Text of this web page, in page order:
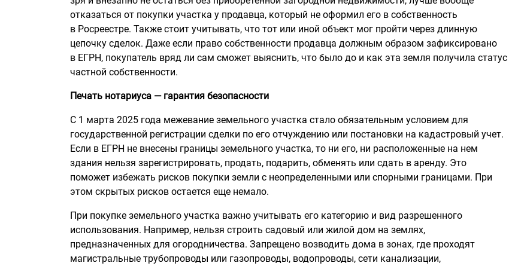
отказаться от покупки участка у продавца, который не оформил его в собственность
в Росреестре. Также стоит учитывать, что тот или иной объект мог пройти через длинную
цепочку сделок. Даже если право собственности продавца должным образом зафиксировано
в ЕГРН, покупатель вряд ли сам сможет выяснить, что было до и как эта земля получила статус
частной собственности.
Печать нотариуса — гарантия безопасности
С 1 марта 2025 года межевание земельного участка стало обязательным условием для
государственной регистрации сделки по его отчуждению или постановки на кадастровый учет.
Если в ЕГРН не внесены границы земельного участка, то ни его, ни расположенные на нем
здания нельзя зарегистрировать, продать, подарить, обменять или сдать в аренду. Это
поможет избежать рисков покупки земли с неопределенными или спорными границами. При
этом скрытых рисков остается еще немало.
При покупке земельного участка важно учитывать его категорию и вид разрешенного
использования. Например, нельзя строить садовый или жилой дом на землях,
предназначенных для огородничества. Запрещено возводить дома в зонах, где проходят
магистральные трубопроводы или газопроводы, водопроводы, сети канализации,